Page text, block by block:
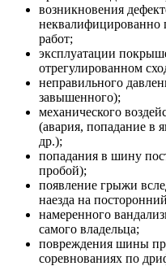
возникновения
работ;
эксплуатации
отрегулированном
неправильного
завышенного);
механического
(авария, попадание в
др.);
попадания в шину
пробой);
появление грыжи
наезда на
намеренного
самого владельца;
повреждения шины
соревнованиях по